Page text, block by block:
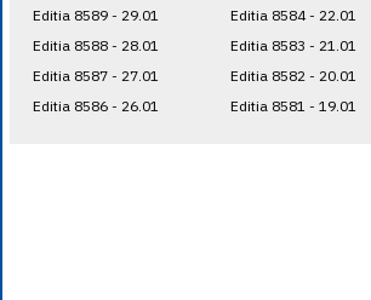
Editia 8589 - 29.01
Editia 8588 - 28.01
Editia 8587 - 27.01
Editia 8586 - 26.01
Editia 8584 - 22.01
Editia 8583 - 21.01
Editia 8582 - 20.01
Editia 8581 - 19.01